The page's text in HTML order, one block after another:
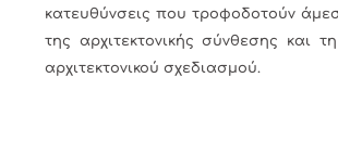
κατευθύνσεις που τροφοδοτούν
της αρχιτεκτονικής σύνθεσης και
αρχιτεκτονικού σχεδιασμού.